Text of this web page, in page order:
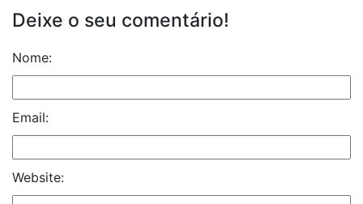
Deixe o seu comentário!
Nome:
Email:
Website: